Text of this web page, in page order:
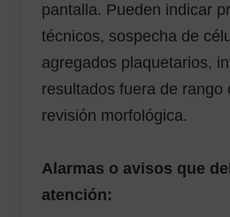
pantalla. Pueden indicar
técnicos, sospecha de
agregados plaquetarios,
resultados fuera de rango
revisión morfológica.
Alarmas o avisos que
atención: